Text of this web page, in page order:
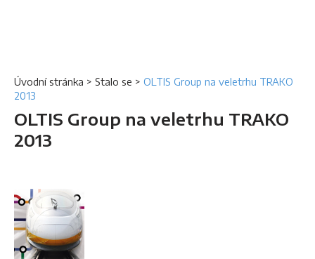
Úvodní stránka > Stalo se > OLTIS Group na veletrhu TRAKO
2013
OLTIS Group na veletrhu TRAKO
2013